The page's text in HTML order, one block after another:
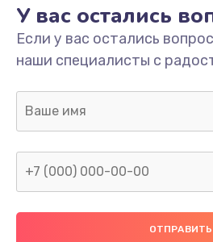
от 1245
Заказать
Ремонт разъема
Ремонт петель
Заказать
У вас остались
Если у вас остались
наши специалисты с